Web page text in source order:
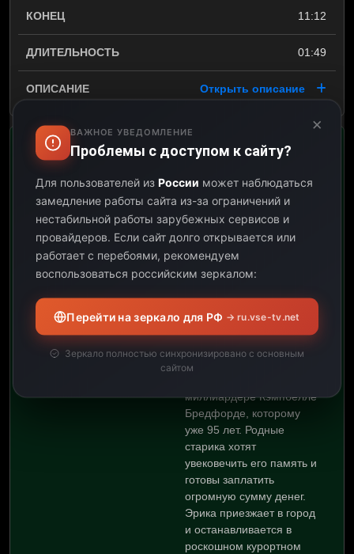
11:12
01:49
Открыть описание
х/ф Холодная река
11:12
Открыть описание
Режиссер-документалист
необычный заказ – снять
миллиардере Кэмпбелле
Бредфорде, которому
уже 95 лет. Родные
старика хотят
увековечить его память и
готовы заплатить
огромную сумму денег.
Эрика приезжает в город
и останавливается в
роскошном курортном
×
ВАЖНОЕ УВЕДОМЛЕНИЕ
Проблемы с доступом к сайту?
Для пользователей из России может наблюдаться
замедление работы сайта из-за ограничений и
нестабильной работы зарубежных сервисов и
провайдеров. Если сайт долго открывается или
работает с перебоями, рекомендуем
воспользоваться российским зеркалом:
Перейти на зеркало для РФ → ru.vse-tv.net
Зеркало полностью синхронизировано с основным
сайтом